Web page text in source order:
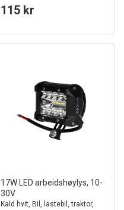
utrykningskjøretøy
115 kr
17W LED arbeidshøylys, 10-
30V
Kald hvit, Bil, lastebil, traktor,